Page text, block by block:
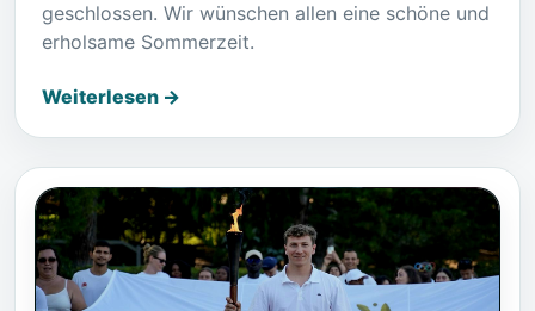
geschlossen. Wir wünschen allen eine schöne und
erholsame Sommerzeit.
Weiterlesen →